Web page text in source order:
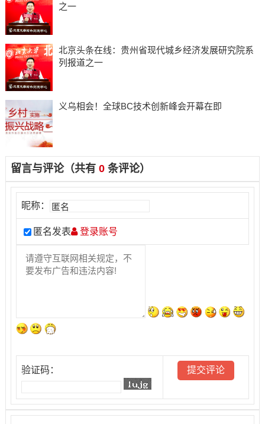
之一
北京头条在线：贵州省现代城乡经济发展研究院系
列报道之一
义乌相会！全球BC技术创新峰会开幕在即
留言与评论（共有 0条评论）
昵称：
匿名发表 登录账号
验证码：